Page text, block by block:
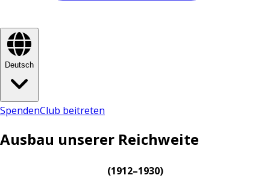
Deutsch
SpendenClub beitreten
Ausbau unserer Reichweite
(1912–1930)